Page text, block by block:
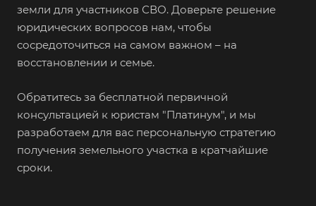
земли для участников СВО. Доверьте решение
юридических вопросов нам, чтобы
сосредоточиться на самом важном – на
восстановлении и семье.
Обратитесь за бесплатной первичной
консультацией к юристам "Платинум", и мы
разработаем для вас персональную стратегию
получения земельного участка в кратчайшие
сроки.